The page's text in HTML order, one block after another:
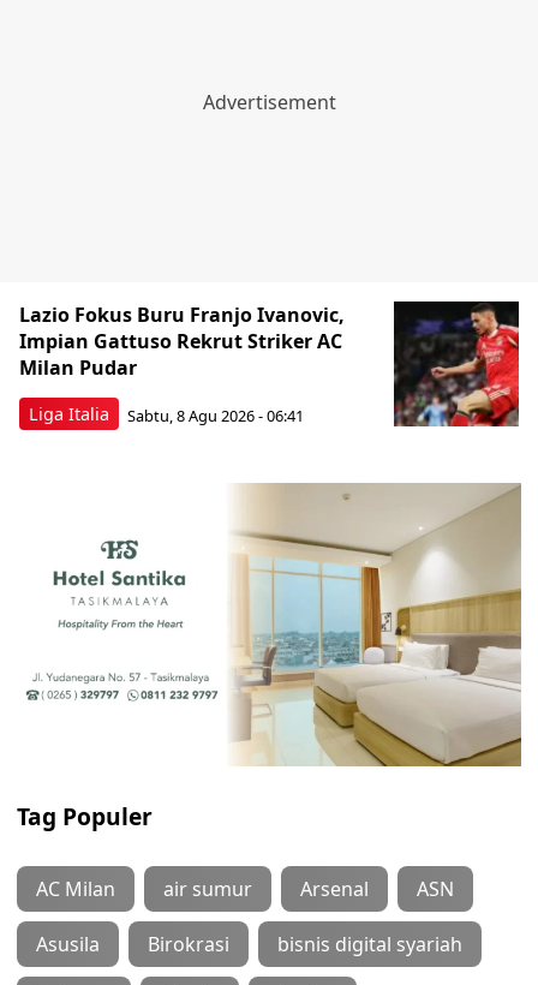
Liga Italia
Lazio Fokus Buru Franjo Ivanovic,
Impian Gattuso Rekrut Striker AC
Milan Pudar
Sabtu, 8 Agu 2026 - 06:41
Tag Populer
AC Milan air sumur Arsenal ASN
Asusila Birokrasi bisnis digital syariah